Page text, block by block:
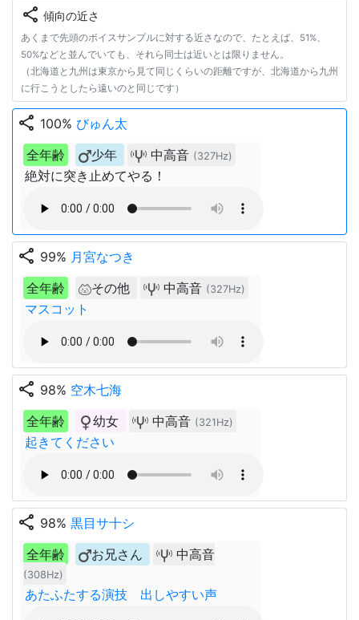
share 傾向の近さ
あくまで先頭のボイスサンプルに対する近さなので、たとえば、51%、
50%などと並んでいても、それら同士は近いとは限りません。
（北海道と九州は東京から見て同じくらいの距離ですが、北海道から九州
に行こうとしたら遠いのと同じです）
share 100% びゅん太
全年齢
少年 中高音 (327Hz)
絶対に突き止めてやる！
share 99% 月宮なつき
全年齢
その他 中高音 (327Hz)
マスコット
share 98% 空木七海
全年齢
幼女 中高音 (321Hz)
起きてください
share 98% 黒目サ十シ
全年齢
お兄さん 中高音
(308Hz)
あたふたする演技 出しやすい声